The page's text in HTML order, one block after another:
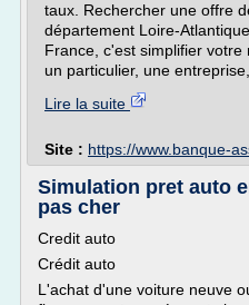
taux. Rechercher une offre
département Loire-
France, c'est simplifier
un particulier, une
Lire la suite
Site : https://www.banque-
Simulation pret auto
pas cher
Credit auto
Crédit auto
L'achat d'une voiture neuve